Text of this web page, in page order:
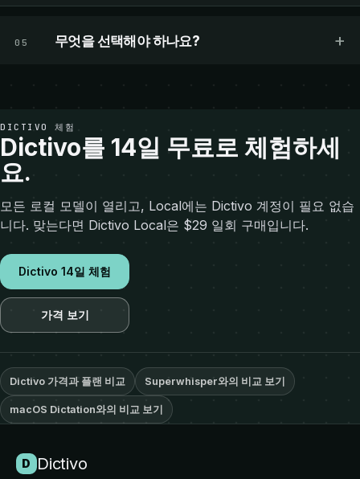
05 무엇을 선택해야 하나요? +
DICTIVO 체험
Dictivo를 14일 무료로 체험하세
요.
모든 로컬 모델이 열리고, Local에는 Dictivo 계정이 필요 없습
니다. 맞는다면 Dictivo Local은 $29 일회 구매입니다.
Dictivo 14일 체험
가격 보기
Dictivo 가격과 플랜 비교 Superwhisper와의 비교 보기
macOS Dictation와의 비교 보기
D Dictivo